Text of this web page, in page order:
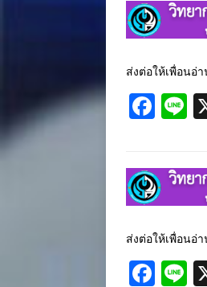
k
ส่งต่อให้เพื่อนอ่า
F
b
o
o
k
Li
ส่งต่อให้เพื่อนอ่า
F Li